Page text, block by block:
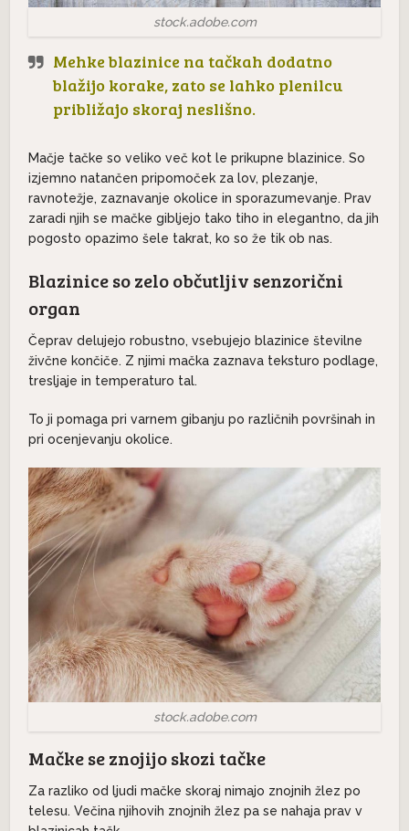
stock.adobe.com
Mehke blazinice na tačkah dodatno
blažijo korake, zato se lahko plenilcu
približajo skoraj neslišno.
Mačje tačke so veliko več kot le prikupne blazinice. So
izjemno natančen pripomoček za lov, plezanje,
ravnotežje, zaznavanje okolice in sporazumevanje. Prav
zaradi njih se mačke gibljejo tako tiho in elegantno, da jih
pogosto opazimo šele takrat, ko so že tik ob nas.
Blazinice so zelo občutljiv senzorični
organ
Čeprav delujejo robustno, vsebujejo blazinice številne
živčne končiče. Z njimi mačka zaznava teksturo podlage,
tresljaje in temperaturo tal.
To ji pomaga pri varnem gibanju po različnih površinah in
pri ocenjevanju okolice.
stock.adobe.com
Mačke se znojijo skozi tačke
Za razliko od ljudi mačke skoraj nimajo znojnih žlez po
telesu. Večina njihovih znojnih žlez pa se nahaja prav v